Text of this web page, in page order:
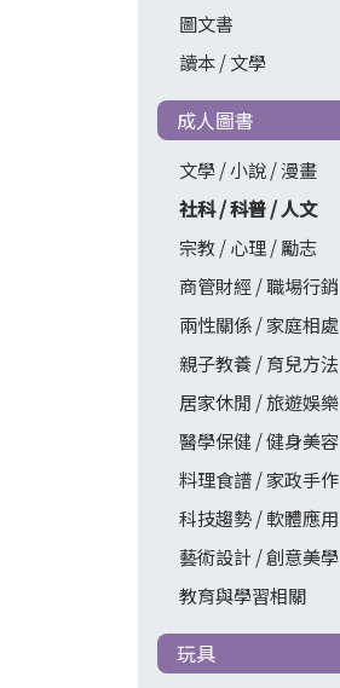
圖文書
讀本 / 文學
成人圖書
文學 / 小說 / 漫畫
社科 / 科普 / 人文
宗教 / 心理 / 勵志
商管財經 / 職場行銷
兩性關係 / 家庭相處
親子教養 / 育兒方法
居家休閒 / 旅遊娛樂
醫學保健 / 健身美容
料理食譜 / 家政手作
科技趨勢 / 軟體應用
藝術設計 / 創意美學
教育與學習相關
玩具